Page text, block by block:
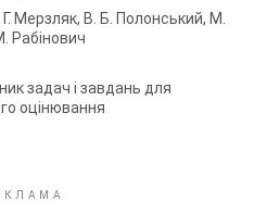
Г. Мерзляк, В. Б. Полонський, М.
Рабінович
задач і завдань для
оцінювання